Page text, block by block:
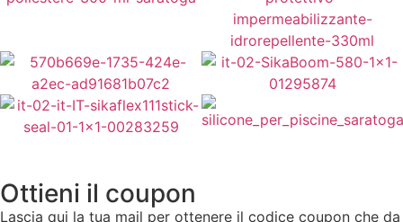
8,40€
Aggiungi al Carrello
5,50€
Aggiungi al Carrello
5,50€
10,00€
Ottieni il coupon
Lascia qui la tua mail per ottenere il codice coupon che da